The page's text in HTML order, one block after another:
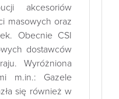
akcesoriów
masowych oraz
Obecnie CSI
dostawców
Wyróżniona
m.in.: Gazele
się również w